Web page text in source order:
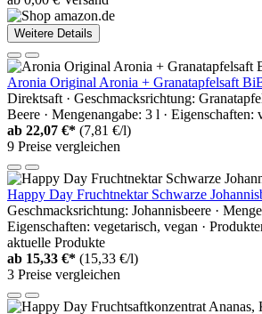
Weitere Details
Aronia Original Aronia + Granatapfelsaft
Direktsaft · Geschmacksrichtung:
Beere · Mengenangabe: 3 l · Eigenschaften:
ab 22,07 €* (7,81 €/l)
9 Preise vergleichen
Happy Day Fruchtnektar Schwarze
Geschmacksrichtung: Johannisbeere ·
Eigenschaften: vegetarisch, vegan ·
aktuelle Produkte
ab 15,33 €* (15,33 €/l)
3 Preise vergleichen